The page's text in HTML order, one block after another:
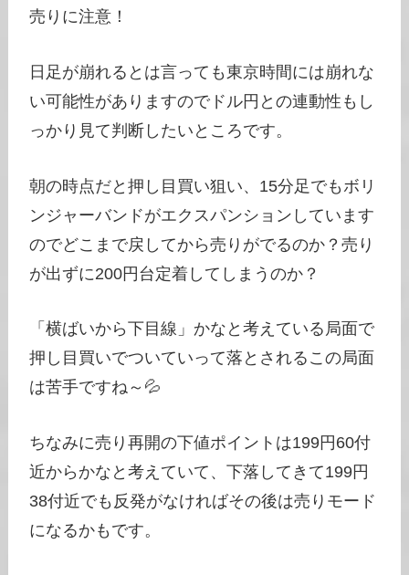
売りに注意！
日足が崩れるとは言っても東京時間には崩れな
い可能性がありますのでドル円との連動性もし
っかり見て判断したいところです。
朝の時点だと押し目買い狙い、15分足でもボリ
ンジャーバンドがエクスパンションしています
のでどこまで戻してから売りがでるのか？売り
が出ずに200円台定着してしまうのか？
「横ばいから下目線」かなと考えている局面で
押し目買いでついていって落とされるこの局面
は苦手ですね～💦
ちなみに売り再開の下値ポイントは199円60付
近からかなと考えていて、下落してきて199円
38付近でも反発がなければその後は売りモード
になるかもです。